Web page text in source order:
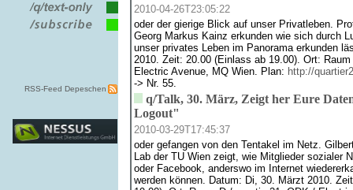
RSS-Feed Depeschen
2010-04-26T23:05:22
oder der gierige Blick auf unser Privatleben.
Georg Markus Kainz erkunden wie sich durch
unser privates Leben im Panorama erkunden
2010. Zeit: 20.00 (Einlass ab 19.00). Ort:
Electric Avenue, MQ Wien. Plan: http://
-> Nr. 55.
q/Talk, 30. März, Zeigt her Eure
Logout"
2010-03-29T17:45:37
oder gefangen von den Tentakel im Netz.
Lab der TU Wien zeigt, wie Mitglieder sozialer
oder Facebook, anderswo im Internet
werden können. Datum: Di, 30. Märzt 2010.